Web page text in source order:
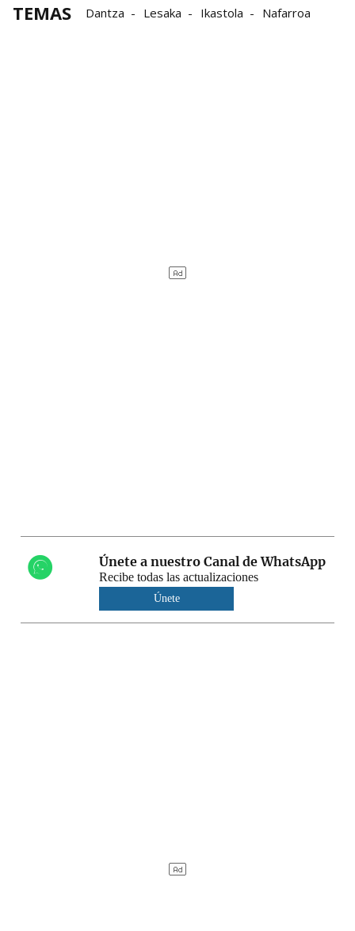
TEMAS Dantza Lesaka Ikastola Nafarroa
Únete a nuestro Canal de WhatsApp
Recibe todas las actualizaciones
Únete